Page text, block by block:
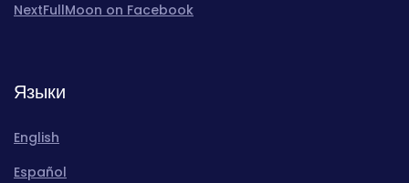
NextFullMoon on Facebook
Языки
English
Español